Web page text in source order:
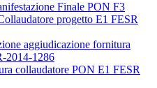
Finale PON F3
progetto E1 FESR
aggiudicazione fornitura
2014-1286
collaudatore PON E1 FESR